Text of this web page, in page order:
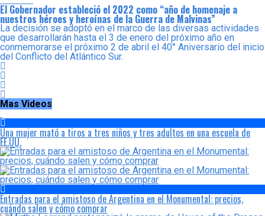
El Gobernador estableció el 2022 como “año de homenaje a
nuestros héroes y heroínas de la Guerra de Malvinas”
La decisión se adoptó en el marco de las diversas actividades
que desarrollarán hasta el 3 de enero del próximo año en
conmemorarse el próximo 2 de abril el 40° Aniversario del inicio
del Conflicto del Atlántico Sur.
Mas Videos
Una mujer mató a tiros a tres niños y tres adultos en una escuela de
EE.UU.
Entradas para el amistoso de Argentina en el Monumental: precios,
cuándo salen y cómo comprar